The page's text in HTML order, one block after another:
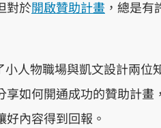
對於開啟贊助計畫 ，總是有
人物職場與凱文設計兩位
享如何開通成功的贊助計畫
內容得到回報。